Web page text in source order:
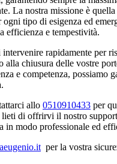
La nostra missione è
ogni tipo di esigenza ed
efficienza e tempestività.
rapidamente per
alla chiusura delle vostre
e competenza, possiamo
allo 0510910433 per
lieti di offrirvi il nostro
in modo professionale ed
per la vostra